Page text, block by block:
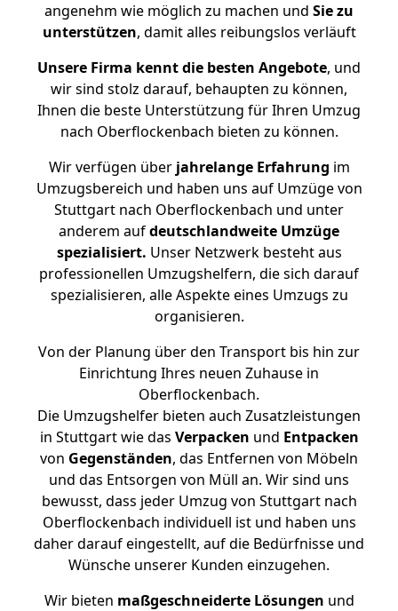
angenehm wie möglich zu machen und Sie zu
unterstützen, damit alles reibungslos verläuft
Unsere Firma kennt die besten Angebote, und
wir sind stolz darauf, behaupten zu können,
Ihnen die beste Unterstützung für Ihren Umzug
nach Oberflockenbach bieten zu können.
Wir verfügen überjahrelange Erfahrung im
Umzugsbereich und haben uns auf Umzüge von
Stuttgart nach Oberflockenbach und unter
anderem aufdeutschlandweite Umzüge
spezialisiert. Unser Netzwerk besteht aus
professionellen Umzugshelfern, die sich darauf
spezialisieren, alle Aspekte eines Umzugs zu
organisieren.
Von der Planung über den Transport bis hin zur
Einrichtung Ihres neuen Zuhause in
Oberflockenbach.
Die Umzugshelfer bieten auch Zusatzleistungen
in Stuttgart wie das Verpacken und Entpacken
von Gegenständen, das Entfernen von Möbeln
und das Entsorgen von Müll an. Wir sind uns
bewusst, dass jeder Umzug von Stuttgart nach
Oberflockenbach individuell ist und haben uns
daher darauf eingestellt, auf die Bedürfnisse und
Wünsche unserer Kunden einzugehen.
Wir bieten maßgeschneiderte Lösungen und